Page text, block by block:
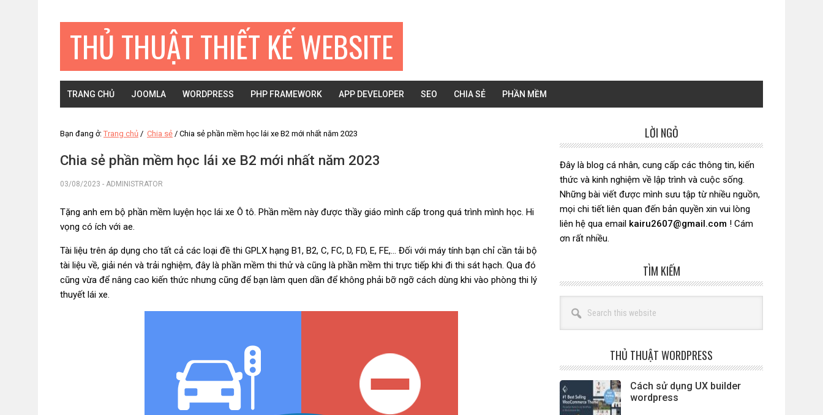
THỦ THUẬT THIẾT KẾ WEBSITE
TRANG CHỦ JOOMLA WORDPRESS PHP FRAMEWORK APP DEVELOPER SEO CHIA SẺ PHẦN MỀM
Bạn đang ở: Trang chủ / Chia sẻ / Chia sẻ phần mềm học lái xe B2 mới nhất năm 2023
Chia sẻ phần mềm học lái xe B2 mới nhất năm 2023
03/08/2023 - ADMINISTRATOR
Tặng anh em bộ phần mềm luyện học lái xe Ô tô. Phần mềm này được thầy giáo mình cấp trong quá trình mình học. Hi
vọng có ích với ae.
Tài liệu trên áp dụng cho tất cả các loại đề thi GPLX hạng B1, B2, C, FC, D, FD, E, FE,… Đối với máy tính bạn chỉ cần tải bộ
tài liệu về, giải nén và trải nghiệm, đây là phần mềm thi thử và cũng là phần mềm thi trực tiếp khi đi thi sát hạch. Qua đó
cũng vừa để nâng cao kiến thức nhưng cũng để bạn làm quen dần để không phải bỡ ngỡ cách dùng khi vào phòng thi lý
thuyết lái xe.
chính
LỜI NGỎ
Đây là blog cá nhân, cung cấp các thông tin, kiến
thức và kinh nghiệm về lập trình và cuộc sống.
Những bài viết được mình sưu tập từ nhiều nguồn,
mọi chi tiết liên quan đến bản quyền xin vui lòng
liên hệ qua email kairu2607@gmail.com ! Cám
ơn rất nhiều.
TÌM KIẾM
this
website
THỦ THUẬT WORDPRESS
Cách sử dụng UX builder
wordpress